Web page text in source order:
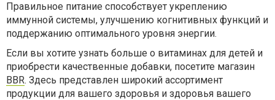
Правильное питание способствует укреплению
иммунной системы, улучшению когнитивных функций и
поддержанию оптимального уровня энергии.
Если вы хотите узнать больше о витаминах для детей и
приобрести качественные добавки, посетите магазин
BBR. Здесь представлен широкий ассортимент
продукции для вашего здоровья и здоровья вашего